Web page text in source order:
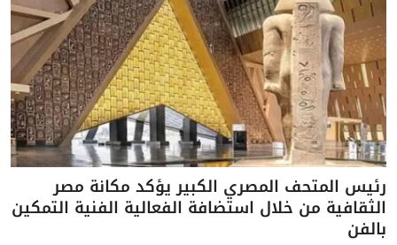
رئيس المتحف المصري الكبير يؤكد مكانة مصر
الثقافية من خلال استضافة الفعالية الفنية التمكين
بالفن